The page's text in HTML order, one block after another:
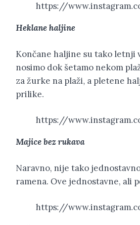
https://
Heklane haljine
Končane haljine su tako letnji
nosimo dok šetamo nekom
za žurke na plaži, a pletene
prilike.
https://
Majice bez rukava
Naravno, nije tako
ramena. Ove jednostavne, ali
https://